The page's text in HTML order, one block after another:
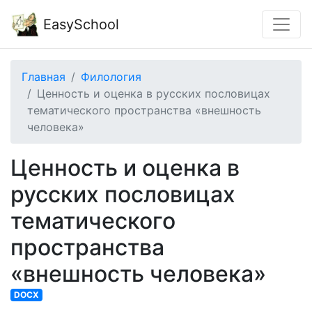
EasySchool
Главная
Филология
Ценность и оценка в русских пословицах
тематического пространства «внешность
человека»
Ценность и оценка в
русских пословицах
тематического
пространства
«внешность человека»
DOCX